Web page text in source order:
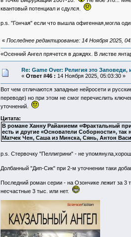
квантовый потенциал и сдулся.
p.s. "Гончая" если что вышла офигенная,могла
« Последнее редактирование: 14 Ноября 2025,
«Осенний Ангел прячется в дождях. В листве
Re: Game Over: Религия это Заповеди,
« Ответ #46 : 14 Ноября 2025, 05:03:30 »
Вот чем отличаются западные нейросети и
переводе) но при этом не смог перечислить
уточнений.
Цитата:
В романе Ханну Райаниеми «Фрактальный
есть и другие «Основатели Соборности»,
Матчек Чен, Саша из Минска, Сянь, Антон
p.s. Стервочку "Пеллигрини" - не
Долбанный "Дип-Сик" при 2-м уточнении таки
Последний роман серии - на Озончике лежит за 3
несчастные 3 тыс. или нет.